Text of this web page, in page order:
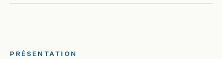
PRÉSENTATION